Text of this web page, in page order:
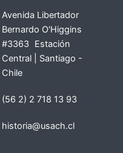
Avenida Libertador
Bernardo O'Higgins
#3363 Estación
Central | Santiago -
Chile
(56 2) 2 718 13 93
historia@usach.cl